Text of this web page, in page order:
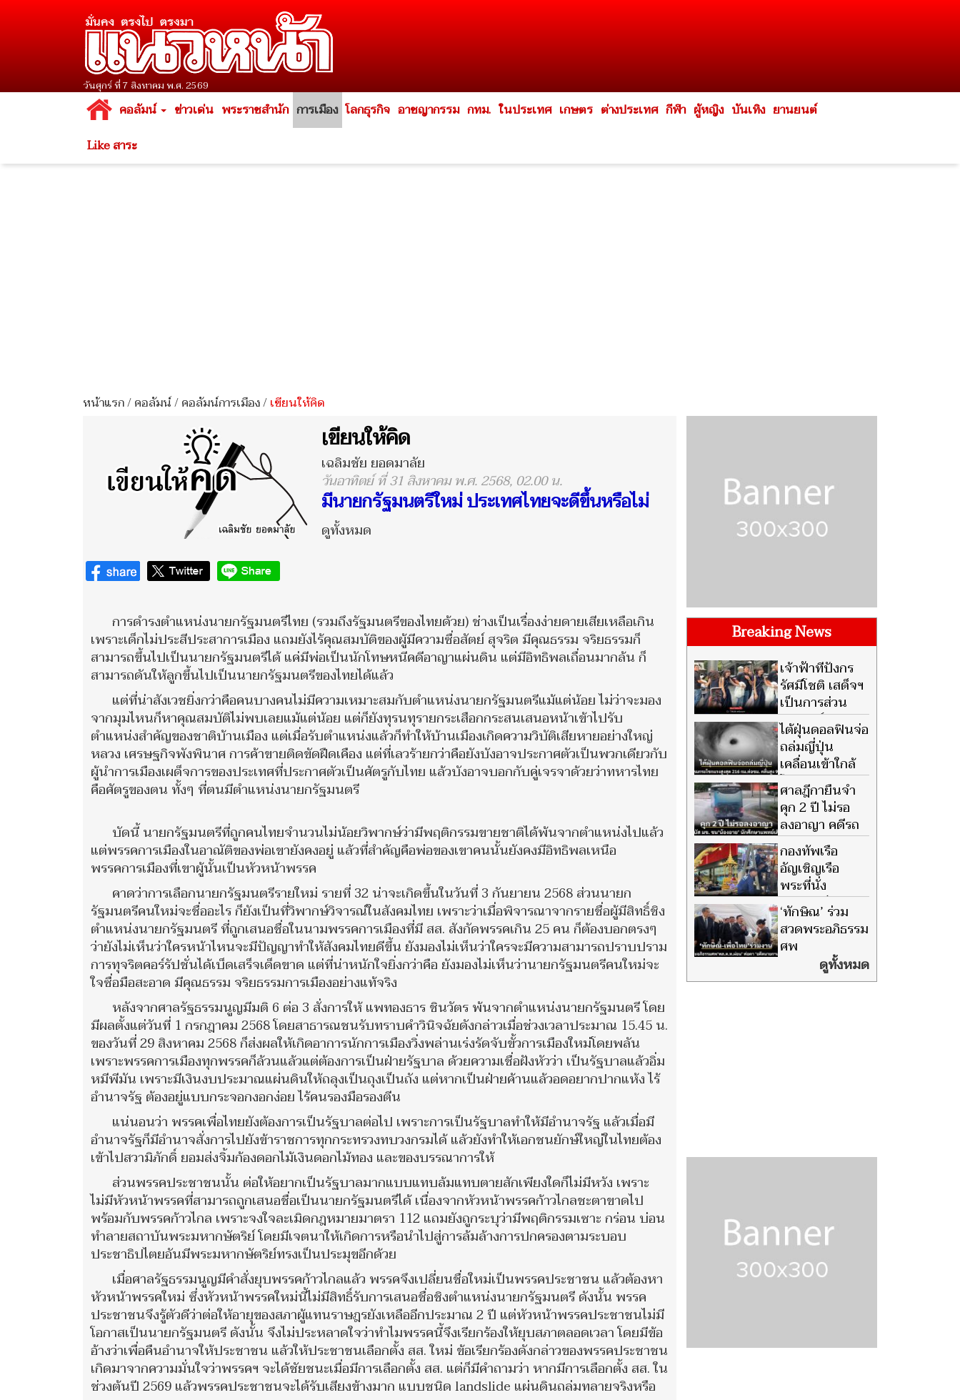
วันศุกร์ ที่ 7 สิงหาคม พ.ศ. 2569
คอลัมน์ ข่าวเด่น พระราชสำนัก การเมือง โลกธุรกิจ อาชญากรรม กทม. ในประเทศ เกษตร ต่างประเทศ กีฬา ผู้หญิง บันเทิง ยานยนต์
Like สาระ
หน้าแรก/คอลัมน์/คอลัมน์การเมือง/เขียนให้คิด
เขียนให้คิด
เฉลิมชัย ยอดมาลัย
วันอาทิตย์ ที่ 31 สิงหาคม พ.ศ. 2568, 02.00 น.
มีนายกรัฐมนตรีใหม่ ประเทศไทยจะดีขึ้นหรือไม่
ดูทั้งหมด
การดำรงตำแหน่งนายกรัฐมนตรีไทย (รวมถึงรัฐมนตรีของไทยด้วย) ช่างเป็นเรื่องง่ายดายเสียเหลือเกิน
เพราะเด็กไม่ประสีประสาการเมือง แถมยังไร้คุณสมบัติของผู้มีความซื่อสัตย์ สุจริต มีคุณธรรม จริยธรรมก็
สามารถขึ้นไปเป็นนายกรัฐมนตรีได้ แค่มีพ่อเป็นนักโทษหนีคดีอาญาแผ่นดิน แต่มีอิทธิพลเถื่อนมากล้น ก็
สามารถดันให้ลูกขึ้นไปเป็นนายกรัฐมนตรีของไทยได้แล้ว
แต่ที่น่าสังเวชยิ่งกว่าคือคนบางคนไม่มีความเหมาะสมกับตำแหน่งนายกรัฐมนตรีแม้แต่น้อย ไม่ว่าจะมอง
จากมุมไหนก็หาคุณสมบัติไม่พบเลยแม้แต่น้อย แต่ก็ยังทุรนทุรายกระเสือกกระสนเสนอหน้าเข้าไปรับ
ตำแหน่งสำคัญของชาติบ้านเมือง แต่เมื่อรับตำแหน่งแล้วก็ทำให้บ้านเมืองเกิดความวิบัติเสียหายอย่างใหญ่
หลวง เศรษฐกิจพังพินาศ การค้าขายติดขัดฝืดเคือง แต่ที่เลวร้ายกว่าคือยังบังอาจประกาศตัวเป็นพวกเดียวกับ
ผู้นำการเมืองเผด็จการของประเทศที่ประกาศตัวเป็นศัตรูกับไทย แล้วบังอาจบอกกับคู่เจรจาด้วยว่าทหารไทย
คือศัตรูของตน ทั้งๆ ที่ตนมีตำแหน่งนายกรัฐมนตรี
บัดนี้ นายกรัฐมนตรีที่ถูกคนไทยจำนวนไม่น้อยวิพากษ์ว่ามีพฤติกรรมขายชาติได้พ้นจากตำแหน่งไปแล้ว
แต่พรรคการเมืองในอาณัติของพ่อเขายังคงอยู่ แล้วที่สำคัญคือพ่อของเขาคนนั้นยังคงมีอิทธิพลเหนือ
พรรคการเมืองที่เขาผู้นั้นเป็นหัวหน้าพรรค
คาดว่าการเลือกนายกรัฐมนตรีรายใหม่ รายที่ 32 น่าจะเกิดขึ้นในวันที่ 3 กันยายน 2568 ส่วนนายก
รัฐมนตรีคนใหม่จะชื่ออะไร ก็ยังเป็นที่วิพากษ์วิจารณ์ในสังคมไทย เพราะว่าเมื่อพิจารณาจากรายชื่อผู้มีสิทธิ์ชิง
ตำแหน่งนายกรัฐมนตรี ที่ถูกเสนอชื่อในนามพรรคการเมืองที่มี สส. สังกัดพรรคเกิน 25 คน ก็ต้องบอกตรงๆ
ว่ายังไม่เห็นว่าใครหน้าไหนจะมีปัญญาทำให้สังคมไทยดีขึ้น ยังมองไม่เห็นว่าใครจะมีความสามารถปราบปราม
การทุจริตคอร์รัปชั่นได้เบ็ดเสร็จเด็ดขาด แต่ที่น่าหนักใจยิ่งกว่าคือ ยังมองไม่เห็นว่านายกรัฐมนตรีคนใหม่จะ
ใจซื่อมือสะอาด มีคุณธรรม จริยธรรมการเมืองอย่างแท้จริง
หลังจากศาลรัฐธรรมนูญมีมติ 6 ต่อ 3 สั่งการให้ แพทองธาร ชินวัตร พ้นจากตำแหน่งนายกรัฐมนตรี โดย
มีผลตั้งแต่วันที่ 1 กรกฎาคม 2568 โดยสาธารณชนรับทราบคำวินิจฉัยดังกล่าวเมื่อช่วงเวลาประมาณ 15.45 น.
ของวันที่ 29 สิงหาคม 2568 ก็ส่งผลให้เกิดอาการนักการเมืองวิ่งพล่านเร่งรัดจับขั้วการเมืองใหม่โดยพลัน
เพราะพรรคการเมืองทุกพรรคก็ล้วนแล้วแต่ต้องการเป็นฝ่ายรัฐบาล ด้วยความเชื่อฝังหัวว่า เป็นรัฐบาลแล้วอิ่ม
หมีพีมัน เพราะมีเงินงบประมาณแผ่นดินให้ถลุงเป็นถุงเป็นถัง แต่หากเป็นฝ่ายค้านแล้วอดอยากปากแห้ง ไร้
อำนาจรัฐ ต้องอยู่แบบกระจอกงอกง่อย ไร้คนรองมือรองตีน
แน่นอนว่า พรรคเพื่อไทยยังต้องการเป็นรัฐบาลต่อไป เพราะการเป็นรัฐบาลทำให้มีอำนาจรัฐ แล้วเมื่อมี
อำนาจรัฐก็มีอำนาจสั่งการไปยังข้าราชการทุกกระทรวงทบวงกรมได้ แล้วยังทำให้เอกชนยักษ์ใหญ่ในไทยต้อง
เข้าไปสวามิภักดิ์ ยอมส่งจิ้มก้องดอกไม้เงินดอกไม้ทอง และของบรรณาการให้
ส่วนพรรคประชาชนนั้น ต่อให้อยากเป็นรัฐบาลมากแบบแทบล้มแทบตายสักเพียงใดก็ไม่มีหวัง เพราะ
ไม่มีหัวหน้าพรรคที่สามารถถูกเสนอชื่อเป็นนายกรัฐมนตรีได้ เนื่องจากหัวหน้าพรรคก้าวไกลชะตาขาดไป
พร้อมกับพรรคก้าวไกล เพราะจงใจละเมิดกฎหมายมาตรา 112 แถมยังถูกระบุว่ามีพฤติกรรมเซาะ กร่อน บ่อน
ทำลายสถาบันพระมหากษัตริย์ โดยมีเจตนาให้เกิดการหรือนำไปสู่การล้มล้างการปกครองตามระบอบ
ประชาธิปไตยอันมีพระมหากษัตริย์ทรงเป็นประมุขอีกด้วย
เมื่อศาลรัฐธรรมนูญมีคำสั่งยุบพรรคก้าวไกลแล้ว พรรคจึงเปลี่ยนชื่อใหม่เป็นพรรคประชาชน แล้วต้องหา
หัวหน้าพรรคใหม่ ซึ่งหัวหน้าพรรคใหม่นี้ไม่มีสิทธิ์รับการเสนอชื่อชิงตำแหน่งนายกรัฐมนตรี ดังนั้น พรรค
ประชาชนจึงรู้ตัวดีว่าต่อให้อายุของสภาผู้แทนราษฎรยังเหลืออีกประมาณ 2 ปี แต่หัวหน้าพรรคประชาชนไม่มี
โอกาสเป็นนายกรัฐมนตรี ดังนั้น จึงไม่ประหลาดใจว่าทำไมพรรคนี้จึงเรียกร้องให้ยุบสภาตลอดเวลา โดยมีข้อ
อ้างว่าเพื่อคืนอำนาจให้ประชาชน แล้วให้ประชาชนเลือกตั้ง สส. ใหม่ ข้อเรียกร้องดังกล่าวของพรรคประชาชน
เกิดมาจากความมั่นใจว่าพรรคฯ จะได้ชัยชนะเมื่อมีการเลือกตั้ง สส. แต่ก็มีคำถามว่า หากมีการเลือกตั้ง สส. ใน
ช่วงต้นปี 2569 แล้วพรรคประชาชนจะได้รับเสียงข้างมาก แบบชนิด landslide แผ่นดินถล่มทลายจริงหรือ
Breaking News
เจ้าฟ้าทีปังกร
รัศมีโชติ เสด็จฯ
เป็นการส่วน
พระองค์ ทรง
ตรัสกับประชาชนอย่างเป็น
กันเอง
ไต้ฝุ่นดอลฟินจ่อ
ถล่มญี่ปุ่น
เคลื่อนเข้าใกล้
โอกินาวา คาด
ลมกระโชกแรง 216 กม.ต่อชม.
ศาลฎีกายืนจำ
คุก 2 ปี ไม่รอ
ลงอาญา คดีรถ
บัส มข. ชน น้อง
อาย นักศึกษาแพทย์เสียชีวิต แม่
หวังเป็นบทเรียนทั้งสังคม
กองทัพเรือ
อัญเชิญเรือ
พระที่นั่ง
นารายณ์ทรง
สุบรรณ รัชกาลที่ 9 ลงน้ำเพื่อ
เตรียมการในการจัดขบวน
พยุหยาตราทางชลมารค
‘ทักษิณ’ ร่วม
สวดพระอภิธรรม
ศพ
‘พล.ต.ท.ผ่อน’
พ่อตา ‘อดีตนายกฯเศรษฐา’ แกน
ดูทั้งหมด